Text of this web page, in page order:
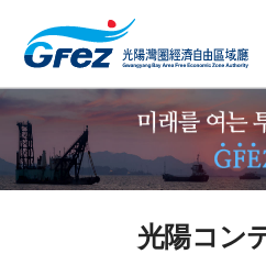
光陽コン